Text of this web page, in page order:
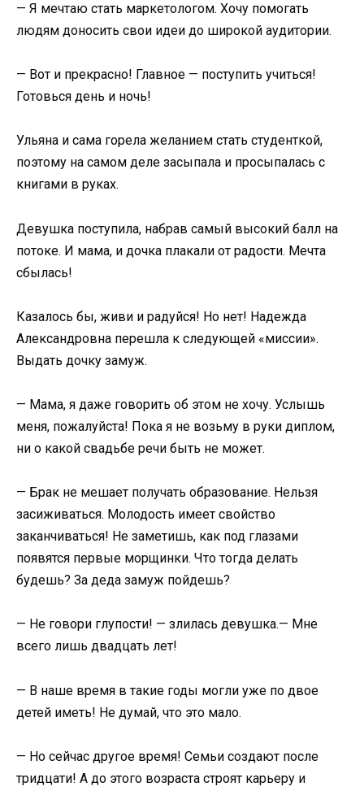
— Я мечтаю стать маркетологом. Хочу помогать
людям доносить свои идеи до широкой аудитории.
— Вот и прекрасно! Главное — поступить учиться!
Готовься день и ночь!
Ульяна и сама горела желанием стать студенткой,
поэтому на самом деле засыпала и просыпалась с
книгами в руках.
Девушка поступила, набрав самый высокий балл на
потоке. И мама, и дочка плакали от радости. Мечта
сбылась!
Казалось бы, живи и радуйся! Но нет! Надежда
Александровна перешла к следующей «миссии».
Выдать дочку замуж.
— Мама, я даже говорить об этом не хочу. Услышь
меня, пожалуйста! Пока я не возьму в руки диплом,
ни о какой свадьбе речи быть не может.
— Брак не мешает получать образование. Нельзя
засиживаться. Молодость имеет свойство
заканчиваться! Не заметишь, как под глазами
появятся первые морщинки. Что тогда делать
будешь? За деда замуж пойдешь?
— Не говори глупости! — злилась девушка.— Мне
всего лишь двадцать лет!
— В наше время в такие годы могли уже по двое
детей иметь! Не думай, что это мало.
— Но сейчас другое время! Семьи создают после
тридцати! А до этого возраста строят карьеру и